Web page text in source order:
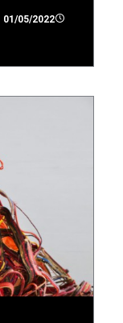
01/05/2022